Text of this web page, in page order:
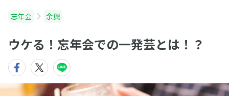
忘年会 余興
ウケる！忘年会での一発芸とは！？